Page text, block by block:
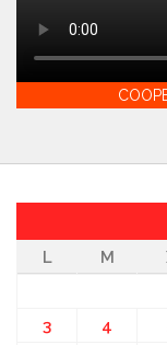
L
M
3
4